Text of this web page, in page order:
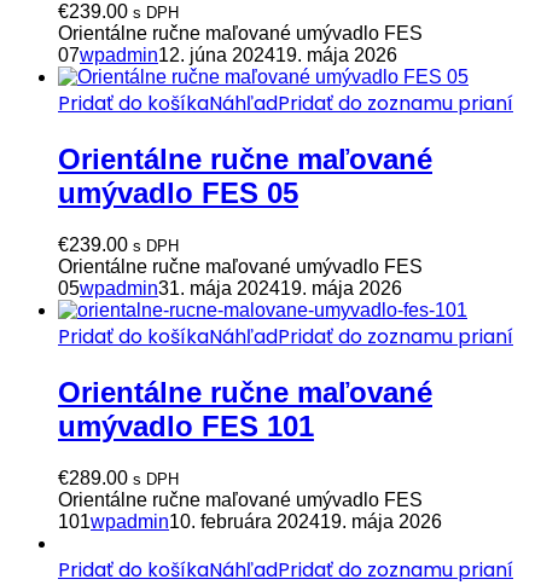
€239.00 s DPH
Orientálne ručne maľované umývadlo FES
07wpadmin12. júna 202419. mája 2026
Pridať do košíkaNáhľadPridať do zoznamu prianí
Orientálne ručne maľované
umývadlo FES 05
€239.00 s DPH
Orientálne ručne maľované umývadlo FES
05wpadmin31. mája 202419. mája 2026
Pridať do košíkaNáhľadPridať do zoznamu prianí
Orientálne ručne maľované
umývadlo FES 101
€289.00 s DPH
Orientálne ručne maľované umývadlo FES
101wpadmin10. februára 202419. mája 2026
Pridať do košíkaNáhľadPridať do zoznamu prianí